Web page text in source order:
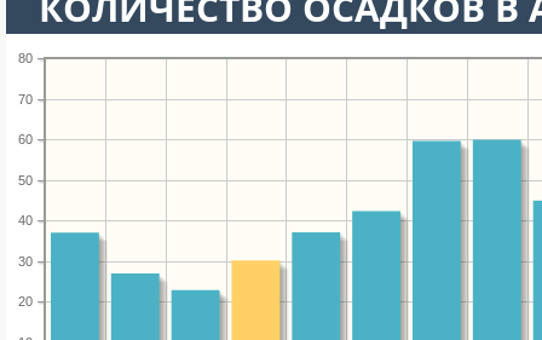
20
30
40
50
60
70
80